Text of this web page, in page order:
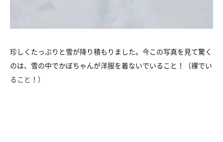
珍しくたっぷりと雪が降り積もりました。今この写真を見て驚く
のは、雪の中でかぼちゃんが洋服を着ないでいること！（裸でい
ること！）